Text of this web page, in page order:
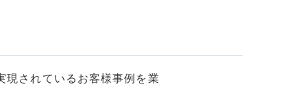
現されているお客様事例を業